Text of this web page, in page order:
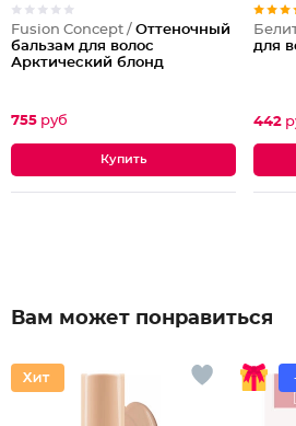
Fusion Concept / Оттеночный
бальзам для волос
Арктический блонд
755 руб
для
442
Вам может понравиться